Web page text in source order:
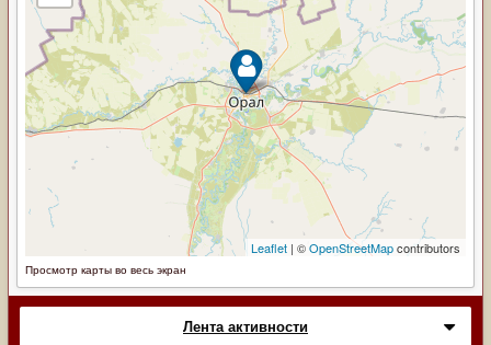
Просмотр карты во весь экран
Лента активности